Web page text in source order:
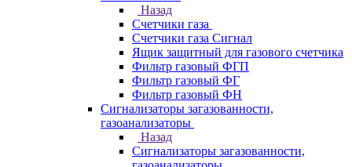
Назад
Счетчики газа
Счетчики газа Сигнал
Ящик защитный для газового счетчика
Фильтр газовый ФГП
Фильтр газовый ФГ
Фильтр газовый ФН
Сигнализаторы загазованности,
газоанализаторы
Назад
Сигнализаторы загазованности,